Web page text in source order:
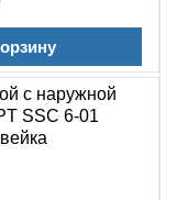
в агрессивных
влажности
с наружной
SSC 6-01